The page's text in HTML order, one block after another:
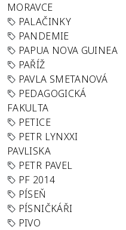
MORAVCE
PALAČINKY
PANDEMIE
PAPUA NOVA GUINEA
PAŘÍŽ
PAVLA SMETANOVÁ
PEDAGOGICKÁ
FAKULTA
PETICE
PETR LYNXXI
PAVLISKA
PETR PAVEL
PF 2014
PÍSEŇ
PÍSNIČKÁŘI
PIVO